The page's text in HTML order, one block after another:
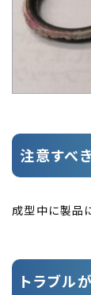
注意すべ
成型中に製品
トラブル